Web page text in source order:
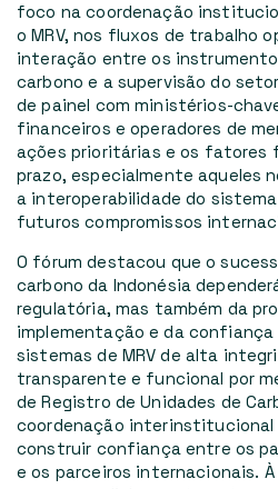
foco na coordenação
o MRV, nos fluxos de trabalho
interação entre os
carbono e a supervisão do
de painel com ministérios-
financeiros e operadores de
ações prioritárias e os fatores
prazo, especialmente aqueles
a interoperabilidade do
futuros compromissos
O fórum destacou que o
carbono da Indonésia
regulatória, mas também da
implementação e da confiança
sistemas de MRV de alta
transparente e funcional por
de Registro de Unidades de
coordenação interinstitucional
construir confiança entre os
e os parceiros internacionais.